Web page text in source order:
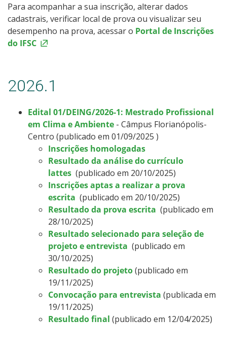
PartiuIF
Parcerias
Processo de Inscrição
Resultados
Como posso estudar no IFSC?
Calendário de inscrições
Processos Seletivos
Orientações para comprovação de cotas
Inscrições e acompanhamento
Orientações para Matrícula
Para acompanhar a sua inscrição, alterar dados
cadastrais, verificar local de prova ou visualizar seu
desempenho na prova, acessar o Portal de Inscrições
do IFSC
2026.1
Edital 01/DEING/2026-1: Mestrado Profissional
em Clima e Ambiente - Câmpus Florianópolis-
Centro (publicado em 01/09/2025 )
Inscrições homologadas
Resultado da análise do currículo
lattes (publicado em 20/10/2025)
Inscrições aptas a realizar a prova
escrita (publicado em 20/10/2025)
Resultado da prova escrita (publicado em
28/10/2025)
Resultado selecionado para seleção de
projeto e entrevista (publicado em
30/10/2025)
Resultado do projeto(publicado em
19/11/2025)
Convocação para entrevista (publicada em
19/11/2025)
Resultado final (publicado em 12/04/2025)